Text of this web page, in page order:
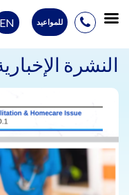
Skip
content
للمواعيد EN
النشرة